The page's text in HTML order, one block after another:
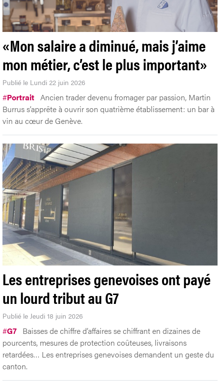
«Mon salaire a diminué, mais j’aime
mon métier, c’est le plus important»
Publié le Lundi 22 juin 2026
#Portrait Ancien trader devenu fromager par passion, Martin
Burrus s’apprête à ouvrir son quatrième établissement: un bar à
vin au cœur de Genève.
Les entreprises genevoises ont payé
un lourd tribut au G7
Publié le Jeudi 18 juin 2026
#G7 Baisses de chiffre d’affaires se chiffrant en dizaines de
pourcents, mesures de protection coûteuses, livraisons
retardées… Les entreprises genevoises demandent un geste du
canton.